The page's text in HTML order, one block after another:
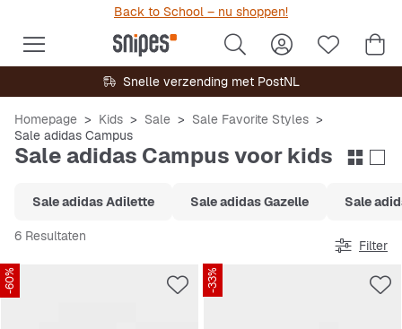
Back to School – nu shoppen!
Snelle verzending met PostNL
Homepage Kids Sale
Sale Favorite Styles
Sale adidas Campus
Sale adidas Campus voor kids
Sale adidas Adilette Sale adidas Gazelle Sale
6 Resultaten
Filter
-60% -33%